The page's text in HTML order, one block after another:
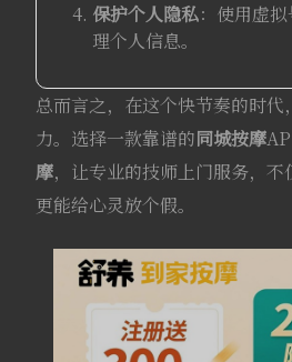
保护个人隐私：使用虚
理个人信息。
总而言之，在这个快节奏的时
力。选择一款靠谱的同城按摩
摩，让专业的技师上门服务，不
更能给心灵放个假。